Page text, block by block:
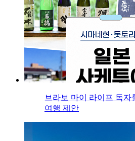
브라보 마이 라이프 독자
여행 제안